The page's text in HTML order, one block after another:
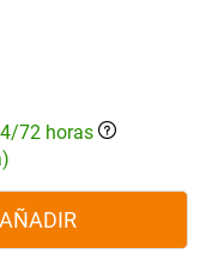
72 horas
AÑADIR